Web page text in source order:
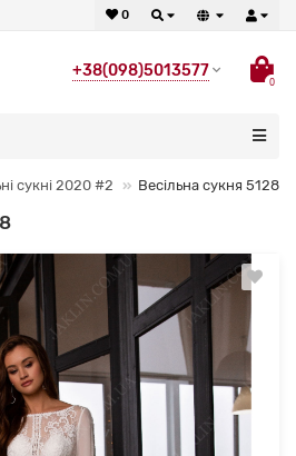
0
+38(098)5013577
0
сукні 2020 #2 Весільна сукня 5128